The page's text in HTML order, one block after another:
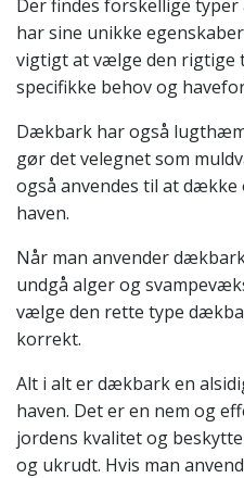
Der findes forskellige
har sine unikke
vigtigt at vælge den rigtige
specifikke behov og
Dækbark har også
gør det velegnet som
også anvendes til at
haven.
Når man anvender
undgå alger og
vælge den rette type
korrekt.
Alt i alt er dækbark en
haven. Det er en nem og
jordens kvalitet og
og ukrudt. Hvis man